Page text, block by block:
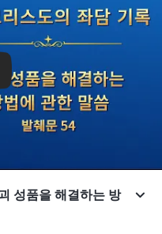
성품을 해결하는 방